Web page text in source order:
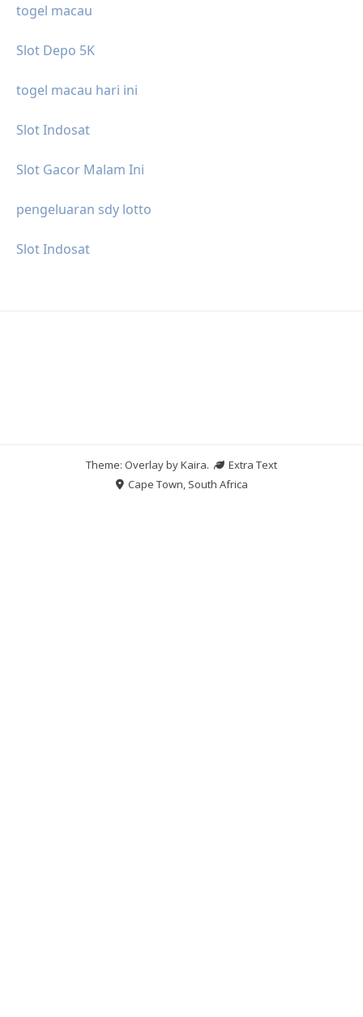
togel macau
Slot Depo 5K
togel macau hari ini
Slot Indosat
Slot Gacor Malam Ini
pengeluaran sdy lotto
Slot Indosat
Theme: Overlay byKaira.
Extra Text
Cape Town, South Africa